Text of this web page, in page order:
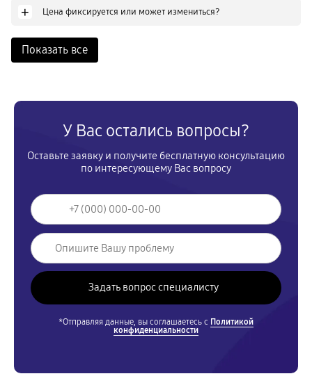
+ Цена фиксируется или может измениться?
Показать все
У Вас остались вопросы?
Оставьте заявку и получите бесплатную консультацию
по интересующему Вас вопросу
*Отправляя данные, вы соглашаетесь с Политикой
конфиденциальности